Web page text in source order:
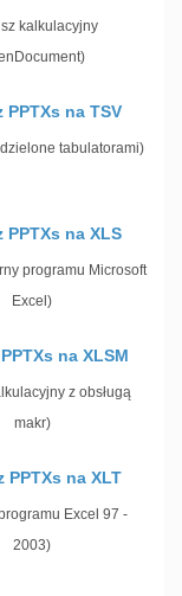
kalkulacyjny
PPTXs na TSV
tabulatorami)
PPTXs na XLS
programu Microsoft
Excel)
na XLSM
z obsługą
makr)
PPTXs na XLT
Excel 97 -
2003)